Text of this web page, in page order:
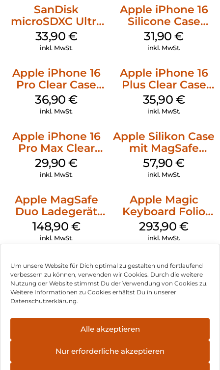
Um unsere Website für Dich optimal zu gestalten und fortlaufend
verbessern zu können, verwenden wir Cookies. Durch die weitere
Nutzung der Website stimmst Du der Verwendung von Cookies zu.
Weitere Informationen zu Cookies erhältst Du in unserer
Datenschutzerklärung.
Alle akzeptieren
Nur erforderliche akzeptieren
SanDisk
microSDXC Ultra
128 GB + Adapter
Mobile
33,90 €
inkl. MwSt.
Apple iPhone 16
Silicone Case
MagSafe Fuchsia
31,90€
inkl. MwSt.
Apple iPhone 16
Pro Clear Case
MagSafe
Transparent
36,90€
inkl. MwSt.
Apple iPhone 16
Plus Clear Case
MagSafe
Transparent
35,90 €
inkl. MwSt.
Apple iPhone 16
Pro Max Clear
Case MagSafe
Transparent
29,90€
inkl. MwSt.
Apple Silikon Case
mit MagSafe
iPhone 14 Pro
(PRODUCT)RED
57,90€
inkl. MwSt.
Apple MagSafe
Duo Ladegerät
Weiß
148,90 €
inkl. MwSt.
Apple Magic
Keyboard Folio
iPad 10.9″ (10.Gen.)
Weiß
293,90€
inkl. MwSt.
Impressum
Hinweis zur Batterieentsorgung